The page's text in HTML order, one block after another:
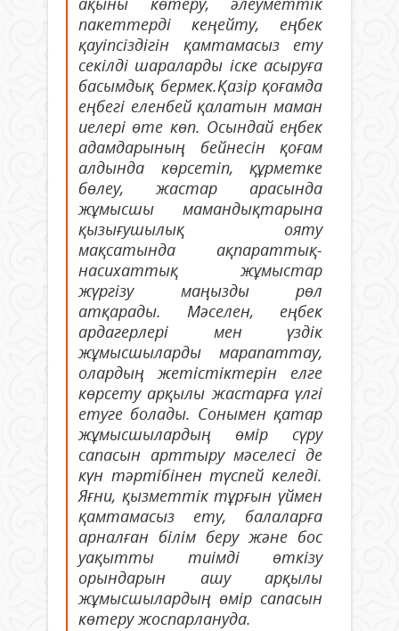
пакеттерді кеңейту, еңбек
қауіпсіздігін қамтамасыз ету
секілді шараларды іске асыруға
басымдық бермек.Қазір қоғамда
еңбегі еленбей қалатын маман
иелері өте көп. Осындай еңбек
адамдарының бейнесін қоғам
алдында көрсетіп, құрметке
бөлеу, жастар арасында
жұмысшы мамандықтарына
қызығушылық ояту
мақсатында ақпараттық-
насихаттық жұмыстар
жүргізу маңызды рөл
атқарады. Мәселен, еңбек
ардагерлері мен үздік
жұмысшыларды марапаттау,
олардың жетістіктерін елге
көрсету арқылы жастарға үлгі
етуге болады. Сонымен қатар
жұмысшылардың өмір сүру
сапасын арттыру мәселесі де
күн тәртібінен түспей келеді.
Яғни, қызметтік тұрғын үймен
қамтамасыз ету, балаларға
арналған білім беру және бос
уақытты тиімді өткізу
орындарын ашу арқылы
жұмысшылардың өмір сапасын
көтеру жоспарлануда.